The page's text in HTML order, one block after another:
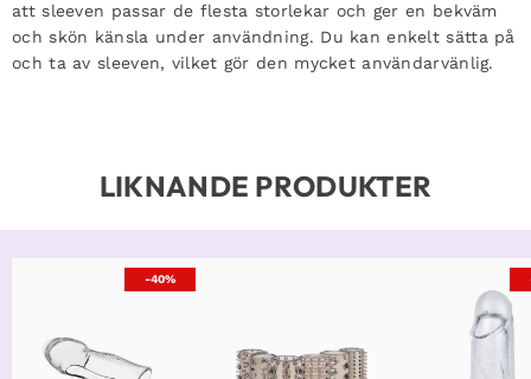
att sleeven passar de flesta storlekar och ger en bekväm
och skön känsla under användning. Du kan enkelt sätta på
och ta av sleeven, vilket gör den mycket användarvänlig.
LIKNANDE PRODUKTER
-40%